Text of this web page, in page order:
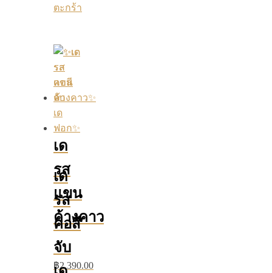
ตะกร้า
เด
รส
แขน
ค้างคาว
฿2,390.00
เด
รส
คอสี
จับ